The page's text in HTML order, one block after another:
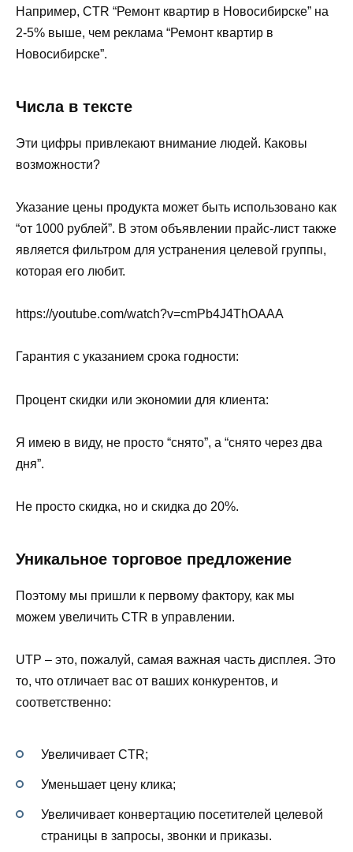
Например, CTR “Ремонт квартир в Новосибирске” на
2-5% выше, чем реклама “Ремонт квартир в
Новосибирске”.
Числа в тексте
Эти цифры привлекают внимание людей. Каковы
возможности?
Указание цены продукта может быть использовано как
“от 1000 рублей”. В этом объявлении прайс-лист также
является фильтром для устранения целевой группы,
которая его любит.
https://youtube.com/watch?v=cmPb4J4ThOAAA
Гарантия с указанием срока годности:
Процент скидки или экономии для клиента:
Я имею в виду, не просто “снято”, а “снято через два
дня”.
Не просто скидка, но и скидка до 20%.
Уникальное торговое предложение
Поэтому мы пришли к первому фактору, как мы
можем увеличить CTR в управлении.
UTP – это, пожалуй, самая важная часть дисплея. Это
то, что отличает вас от ваших конкурентов, и
соответственно:
Увеличивает CTR;
Уменьшает цену клика;
Увеличивает конвертацию посетителей целевой
страницы в запросы, звонки и приказы.